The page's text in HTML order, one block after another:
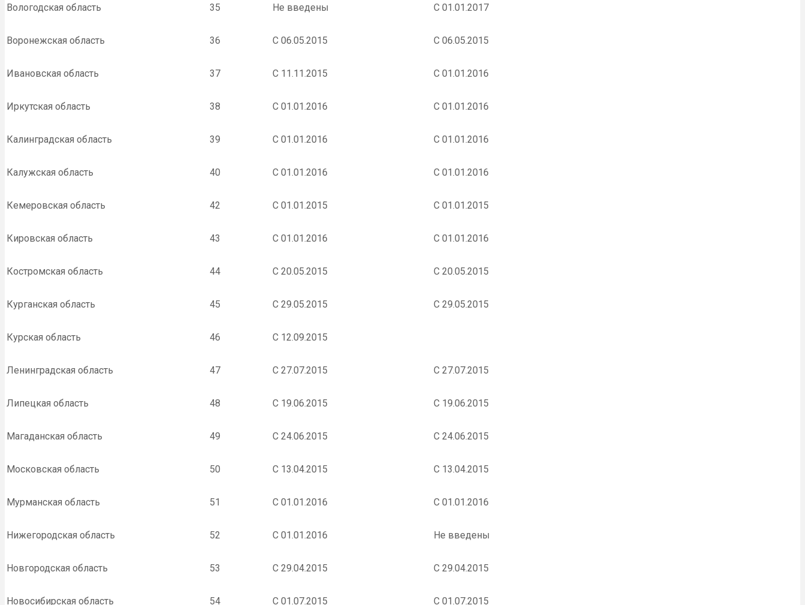
Вологодская область 35 Не введены С 01.01.2017
Воронежская область 36 С 06.05.2015 С 06.05.2015
Ивановская область 37 С 11.11.2015 С 01.01.2016
Иркутская область 38 С 01.01.2016 С 01.01.2016
Калинградская область 39 С 01.01.2016 С 01.01.2016
Калужская область 40 С 01.01.2016 С 01.01.2016
Кемеровская область 42 С 01.01.2015 С 01.01.2015
Кировская область 43 С 01.01.2016 С 01.01.2016
Костромская область 44 С 20.05.2015 С 20.05.2015
Курганская область 45 С 29.05.2015 С 29.05.2015
Курская область 46 С 12.09.2015
Ленинградская область 47 С 27.07.2015 С 27.07.2015
Липецкая область 48 С 19.06.2015 С 19.06.2015
Магаданская область 49 С 24.06.2015 С 24.06.2015
Московская область 50 С 13.04.2015 С 13.04.2015
Мурманская область 51 С 01.01.2016 С 01.01.2016
Нижегородская область 52 С 01.01.2016 Не введены
Новгородская область 53 С 29.04.2015 С 29.04.2015
Новосибирская область 54 С 01.07.2015 С 01.07.2015